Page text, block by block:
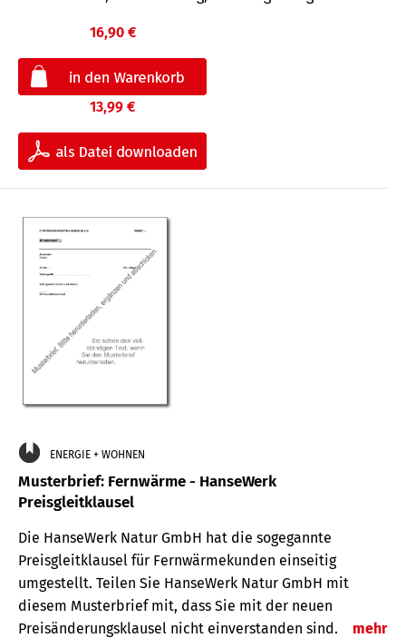
16,90 €
13,99 €
ENERGIE + WOHNEN
Musterbrief: Fernwärme - HanseWerk
Preisgleitklausel
Die HanseWerk Natur GmbH hat die sogegannte
Preisgleitklausel für Fernwärmekunden einseitig
umgestellt. Teilen Sie HanseWerk Natur GmbH mit
diesem Musterbrief mit, dass Sie mit der neuen
Preisänderungsklausel nicht einverstanden sind.
mehr